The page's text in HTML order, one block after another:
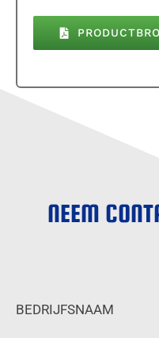
NEEM
BEDRIJFSNAAM